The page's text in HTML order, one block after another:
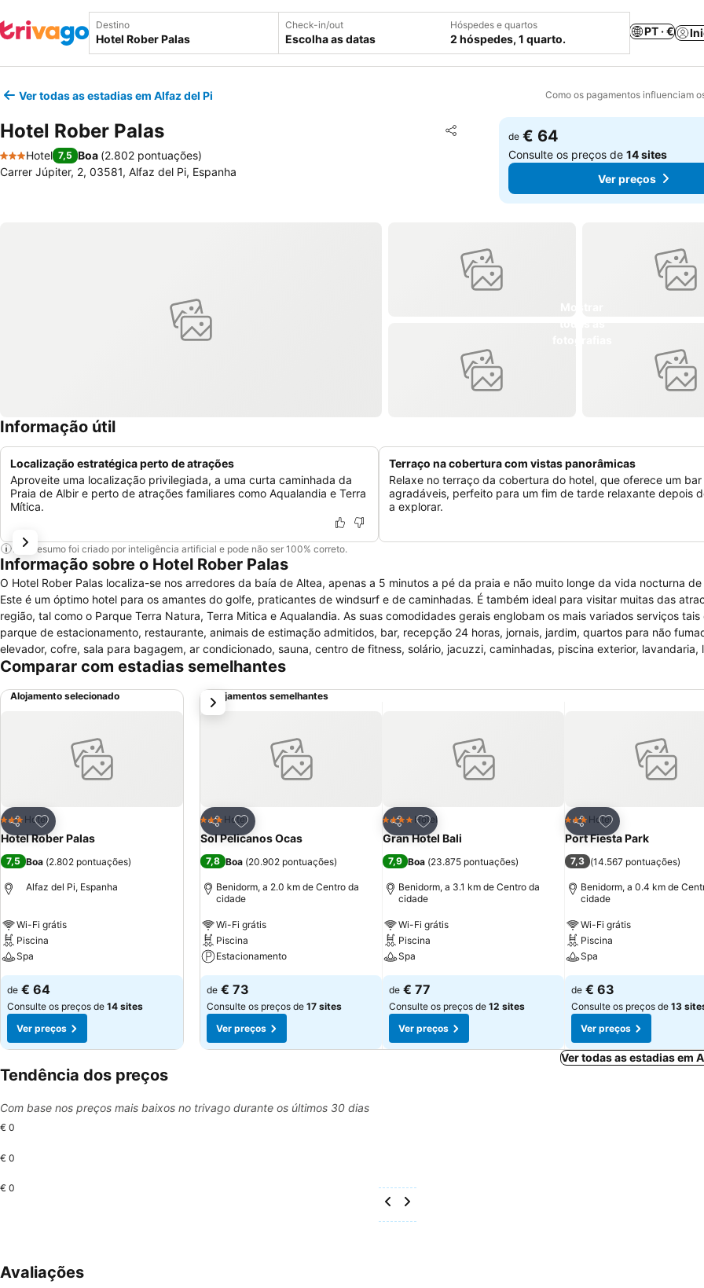
Destino Check-in/out
Escolha as datas
Hóspedes e quartos
2 hóspedes, 1 quarto.
PT · €
Ver todas as estadias em Alfaz del Pi Como os pagamentos influenciam
Hotel Rober Palas Partilhar
Adicionar aos favoritos
3 Estrelas
Hotel 7,5 Boa (2.802 pontuações)
Carrer Júpiter, 2, 03581, Alfaz del Pi, Espanha
de € 64
Consulte os preços de14 sites
Ver preços
Informação útil
Localização estratégica perto de atrações
Aproveite uma localização privilegiada, a uma curta caminhada da
Praia de Albir e perto de atrações familiares como Aqualandia e Terra
Mítica.
Terraço na cobertura com vistas panorâmicas
Relaxe no terraço da cobertura do hotel, que oferece um
agradáveis, perfeito para um fim de tarde relaxante depois
a explorar.
Este resumo foi criado por inteligência artificial e pode não ser 100% correto.
Informação sobre o Hotel Rober Palas
O Hotel Rober Palas localiza-se nos arredores da baía de Altea, apenas a 5 minutos a pé da praia e não muito longe da vida nocturna de
Este é um óptimo hotel para os amantes do golfe, praticantes de windsurf e de caminhadas. É também ideal para visitar muitas das
região, tal como o Parque Terra Natura, Terra Mitica e Aqualandia. As suas comodidades gerais englobam os mais variados serviços tais
parque de estacionamento, restaurante, animais de estimação admitidos, bar, recepção 24 horas, jornais, jardim, quartos para não
elevador, cofre, sala para bagagem, ar condicionado, sauna, centro de fitness, solário, jacuzzi, caminhadas, piscina exterior, lavandaria,
seco, barbeiro e instituto de beleza, serviço de engomadoria, suite nupcial,Internet, posto de turismo, fax e fotocopiadora e serviço de
e banheira, televisão, telefone, ar condicionado e rádio. Excelente escolha!
Comparar com estadias semelhantes
Alojamento selecionado
Partilhar
Adicionar aos favoritos
3 Estrelas
Hotel
Hotel Rober Palas
7,5 Boa (2.802 pontuações)
Alfaz del Pi, Espanha
Wi-Fi grátis
Piscina
Spa
de € 64
Consulte os preços de 14 sites
Ver preços
Alojamentos semelhantes
Partilhar
Adicionar aos favoritos
3 Estrelas
Hotel
Sol Pelicanos Ocas
7,8 Boa (20.902 pontuações)
Benidorm, a 2.0 km de Centro da
cidade
Wi-Fi grátis
Piscina
Estacionamento
de € 73
Consulte os preços de 17 sites
Ver preços
Partilhar
Adicionar aos favoritos
4 EstrelasHotel
Gran Hotel Bali
7,9 Boa (23.875 pontuações)
Benidorm, a 3.1 km de Centro da
cidade
Wi-Fi grátis
Piscina
Spa
de € 77
Consulte os preços de 12 sites
Ver preços
Partilhar
Adicionar aos
3 Estrelas
Hotel
Port Fiesta Park
7,3 (14.567 pontuações)
Benidorm, a 0.4 km de
cidade
Wi-Fi grátis
Piscina
Spa
de € 63
Consulte os preços de 13
Ver preços
próximo
Ver todas as estadias em
Tendência dos preços
Com base nos preços mais baixos no trivago durante os últimos 30 dias
€ 0
€ 0
€ 0
Avaliações